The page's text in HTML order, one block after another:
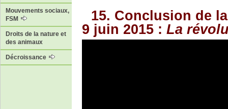
Mouvements sociaux,
FSM
Droits de la nature et
des animaux
Décroissance
15. Conclusion de
9 juin 2015 : La